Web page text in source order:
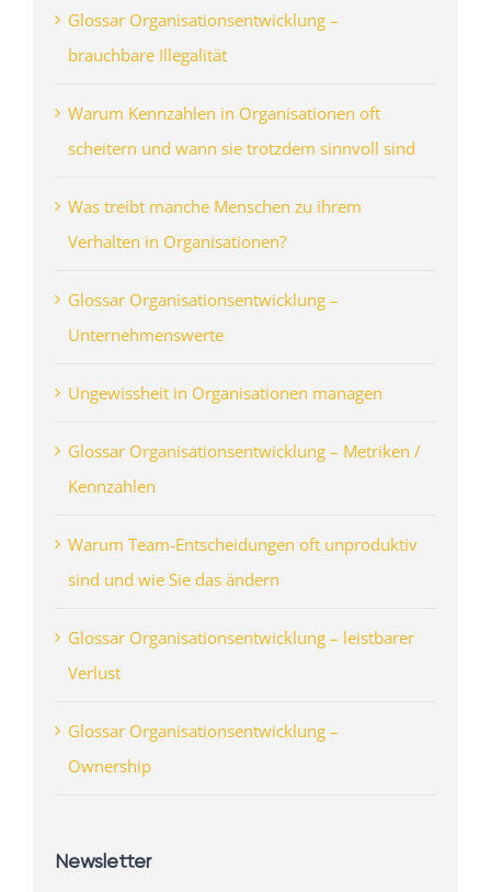
Glossar Organisationsentwicklung –
brauchbare Illegalität
Warum Kennzahlen in Organisationen oft
scheitern und wann sie trotzdem sinnvoll sind
Was treibt manche Menschen zu ihrem
Verhalten in Organisationen?
Glossar Organisationsentwicklung –
Unternehmenswerte
Ungewissheit in Organisationen managen
Glossar Organisationsentwicklung – Metriken /
Kennzahlen
Warum Team-Entscheidungen oft unproduktiv
sind und wie Sie das ändern
Glossar Organisationsentwicklung – leistbarer
Verlust
Glossar Organisationsentwicklung –
Ownership
Newsletter